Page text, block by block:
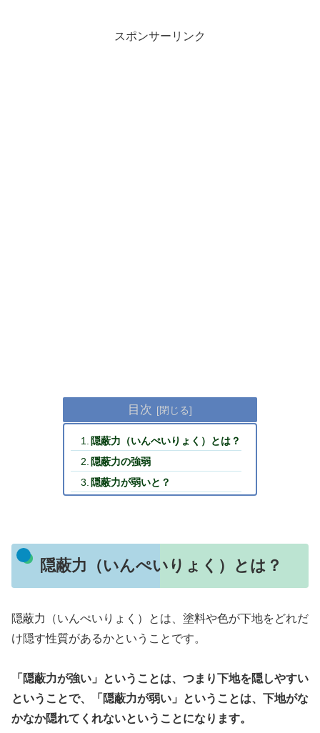
スポンサーリンク
目次
隠蔽力（いんぺいりょく）とは？
隠蔽力の強弱
隠蔽力が弱いと？
隠蔽力（いんぺいりょく）とは？
隠蔽力（いんぺいりょく）とは、塗料や色が下地をどれだ
け隠す性質があるかということです。
「隠蔽力が強い」ということは、つまり下地を隠しやすい
ということで、「隠蔽力が弱い」ということは、下地がな
かなか隠れてくれないということになります。